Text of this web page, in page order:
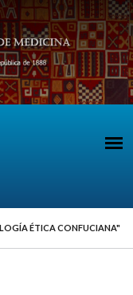
ÉTICA CONFUCIANA"